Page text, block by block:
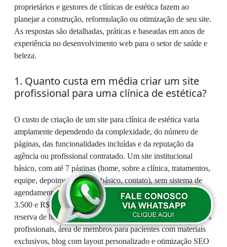
proprietários e gestores de clínicas de estética fazem ao
planejar a construção, reformulação ou otimização de seu site.
As respostas são detalhadas, práticas e baseadas em anos de
experiência no desenvolvimento web para o setor de saúde e
beleza.
1. Quanto custa em média criar um site
profissional para uma clínica de estética?
O custo de criação de um site para clínica de estética varia
amplamente dependendo da complexidade, do número de
páginas, das funcionalidades incluídas e da reputação da
agência ou profissional contratado. Um site institucional
básico, com até 7 páginas (home, sobre a clínica, tratamentos,
equipe, depoimentos, blog básico, contato), sem sistema de
agendamento online e sem loja virtual, pode custar entre R$
3.500 e R$ 7.000. Já um site completo, com sistema de
reserva de horários em tempo real integrado ao calendário dos
profissionais, área de membros para pacientes com materiais
exclusivos, blog com layout personalizado e otimização SEO